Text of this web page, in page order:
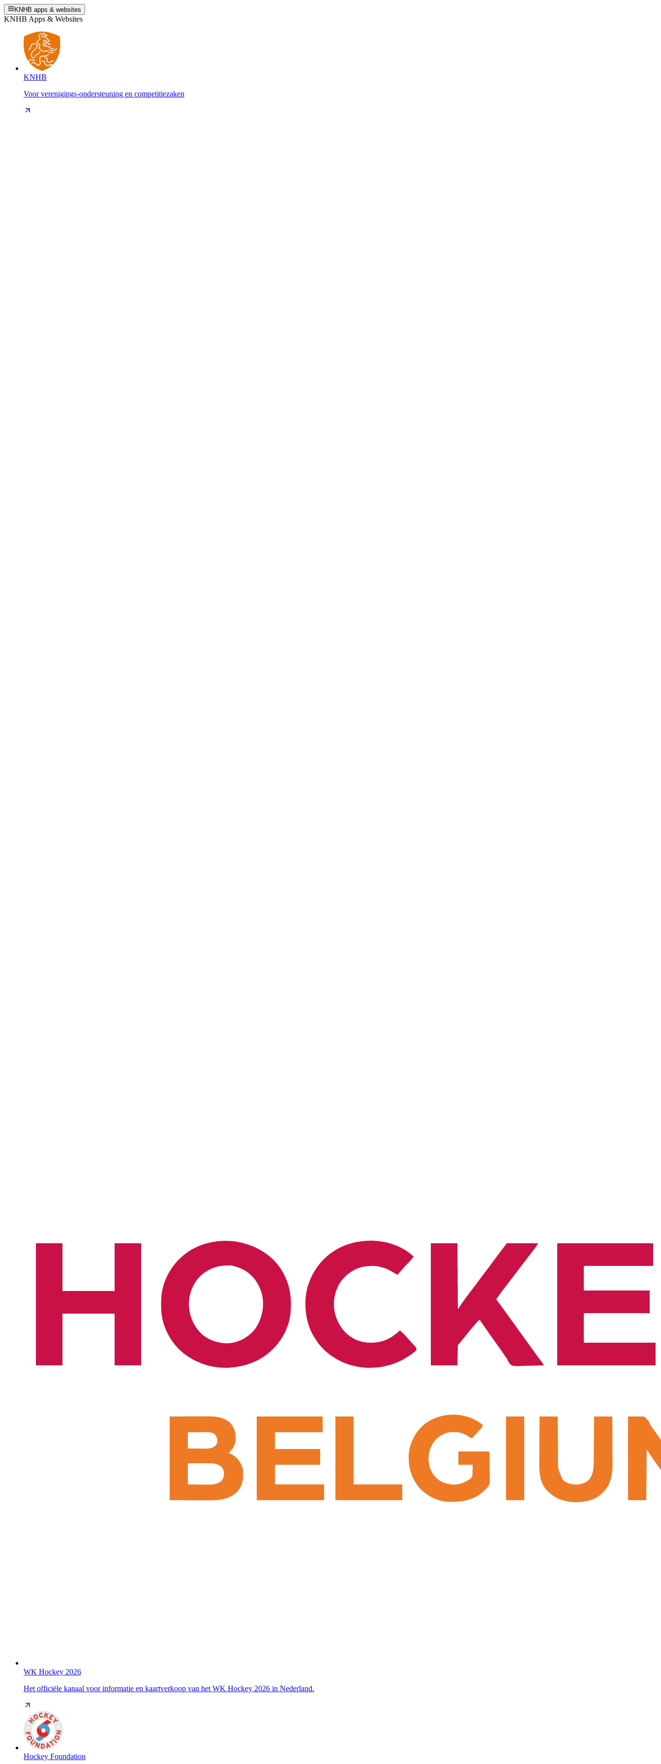
KNHB apps & websites
KNHB Apps & Websites
KNHB
Voor verenigings-ondersteuning en competitiezaken
WK Hockey 2026
Het officiële kanaal voor informatie en kaartverkoop van het WK Hockey 2026 in Nederland.
Hockey Foundation